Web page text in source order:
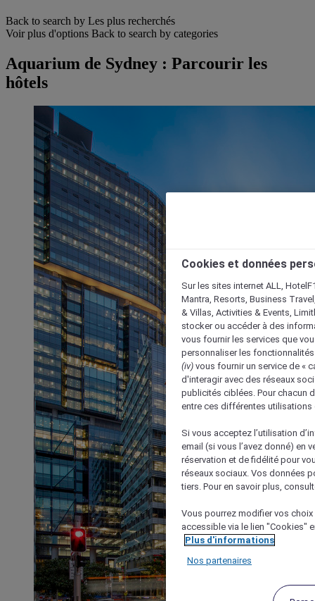
Back to search by Les plus recherchés
Voir plus d'options Back to search by categories
Aquarium de Sydney : Parcourir les
hôtels
Cookies et données
Sur les sites internet ALL,
Mantra, Resorts, Business
& Villas, Activities & Events,
stocker ou accéder à des
vous fournir les services que
personnaliser les
(iv) vous fournir un service de «
d'interagir avec des réseaux
publicités ciblées. Pour chacun
entre ces différentes utilisations
Si vous acceptez l’utilisation
email (si vous l’avez donné) en
réservation et de fidélité pour
réseaux sociaux. Vos données
tiers. Pour en savoir plus,
Vous pourrez modifier vos
accessible via le lien "Cookies"
Plus d'informations
Nos partenaires